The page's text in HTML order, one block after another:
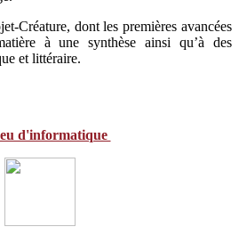
Créature, dont les premières avancées
à une synthèse ainsi qu’à des
et littéraire.
d'informatique